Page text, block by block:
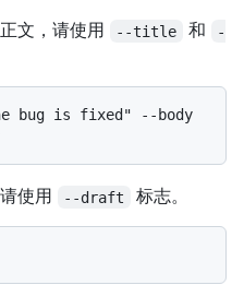
文，请使用 --title 和
-
bug is fixed" --body
使用 --draft 标志。